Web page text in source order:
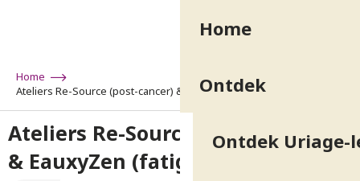
Home
Ontdek
Ontdek Uriage-
Home
Ateliers Re-Source (post-cancer) & EauxyZen (fatigue, psychique)
Ateliers Re-Source (post-cancer)
& EauxyZen (fatigue, psychique)